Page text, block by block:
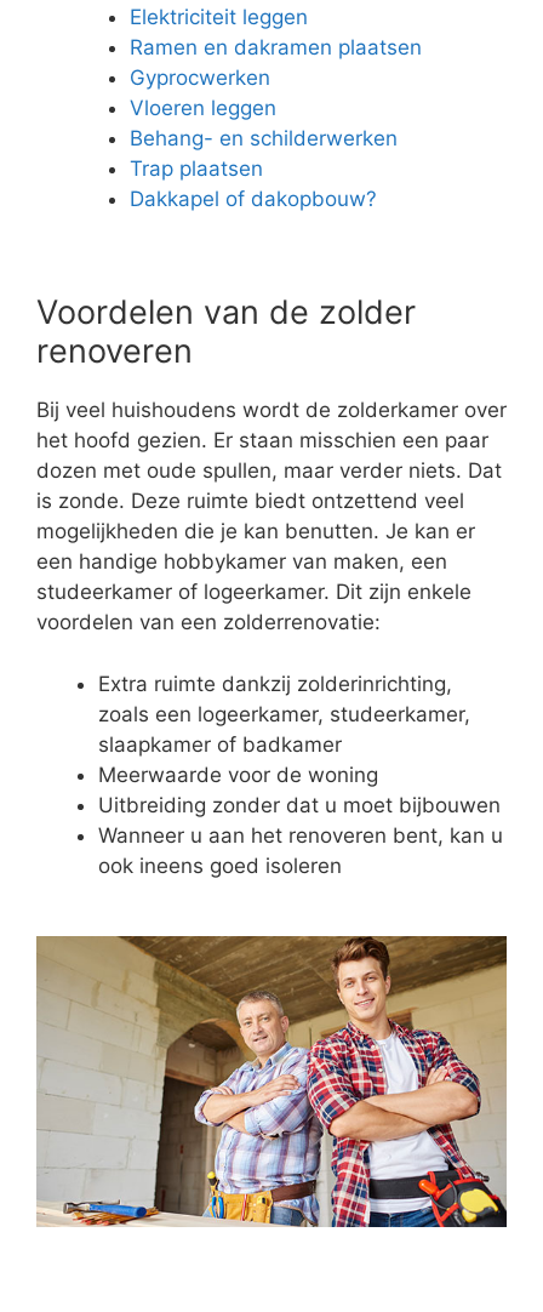
Elektriciteit leggen
Ramen en dakramen plaatsen
Gyprocwerken
Vloeren leggen
Behang- en schilderwerken
Trap plaatsen
Dakkapel of dakopbouw?
Voordelen van de zolder
renoveren
Bij veel huishoudens wordt de zolderkamer over
het hoofd gezien. Er staan misschien een paar
dozen met oude spullen, maar verder niets. Dat
is zonde. Deze ruimte biedt ontzettend veel
mogelijkheden die je kan benutten. Je kan er
een handige hobbykamer van maken, een
studeerkamer of logeerkamer. Dit zijn enkele
voordelen van een zolderrenovatie:
Extra ruimte dankzij zolderinrichting,
zoals een logeerkamer, studeerkamer,
slaapkamer of badkamer
Meerwaarde voor de woning
Uitbreiding zonder dat u moet bijbouwen
Wanneer u aan het renoveren bent, kan u
ook ineens goed isoleren